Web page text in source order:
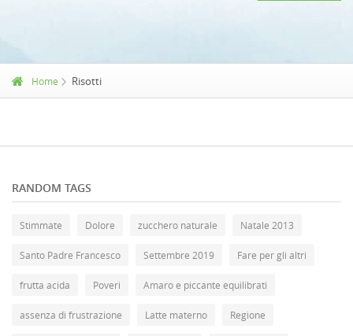
Home Risotti
RANDOM TAGS
Stimmate Dolore zucchero naturale Natale 2013
Santo Padre Francesco Settembre 2019 Fare per gli altri
frutta acida Poveri Amaro e piccante equilibrati
assenza di frustrazione Latte materno Regione